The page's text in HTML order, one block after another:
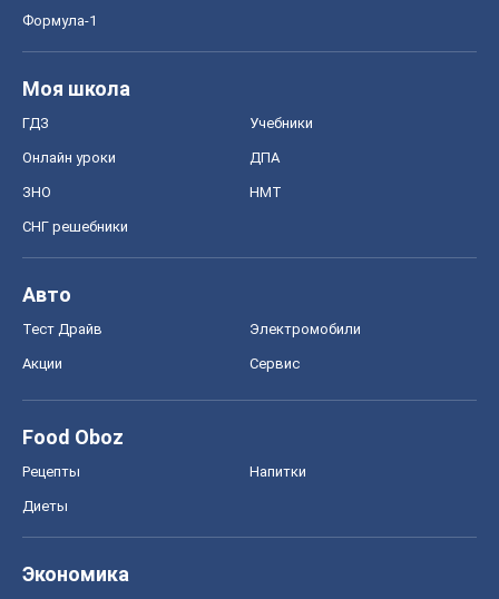
Формула-1
Моя школа
ГДЗ Учебники
Онлайн уроки ДПА
ЗНО НМТ
СНГ решебники
Авто
Тест Драйв Электромобили
Акции Сервис
Food Oboz
Рецепты Напитки
Диеты
Экономика